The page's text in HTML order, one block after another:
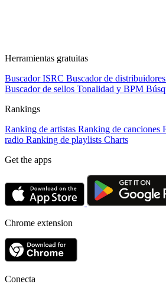
Herramientas gratuitas
Buscador ISRC Buscador de distribuidores
Buscador de sellos Tonalidad y BPM
Rankings
Ranking de artistas Ranking de canciones
radio Ranking de playlists Charts
Get the apps
Chrome extension
Conecta